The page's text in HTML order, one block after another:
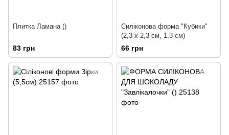
Плитка Ламана ()
83 грн
Силіконова форма "Кубики"
(2,3 х 2,3 см, 1,3 см)
66 грн